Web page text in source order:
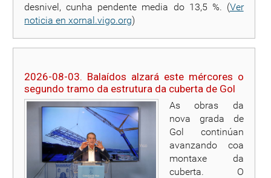
desnivel, cunha pendente media do 13,5 %. (Ver
noticia en xornal.vigo.org)
2026-08-03. Balaídos alzará este mércores o
segundo tramo da estrutura da cuberta de Gol
As obras da
nova grada de
Gol continúan
avanzando coa
montaxe da
cuberta. O